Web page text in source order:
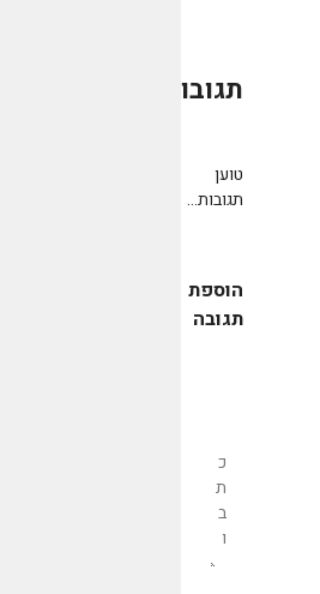
תגובות
טוען
תגובות...
הוספת
תגובה